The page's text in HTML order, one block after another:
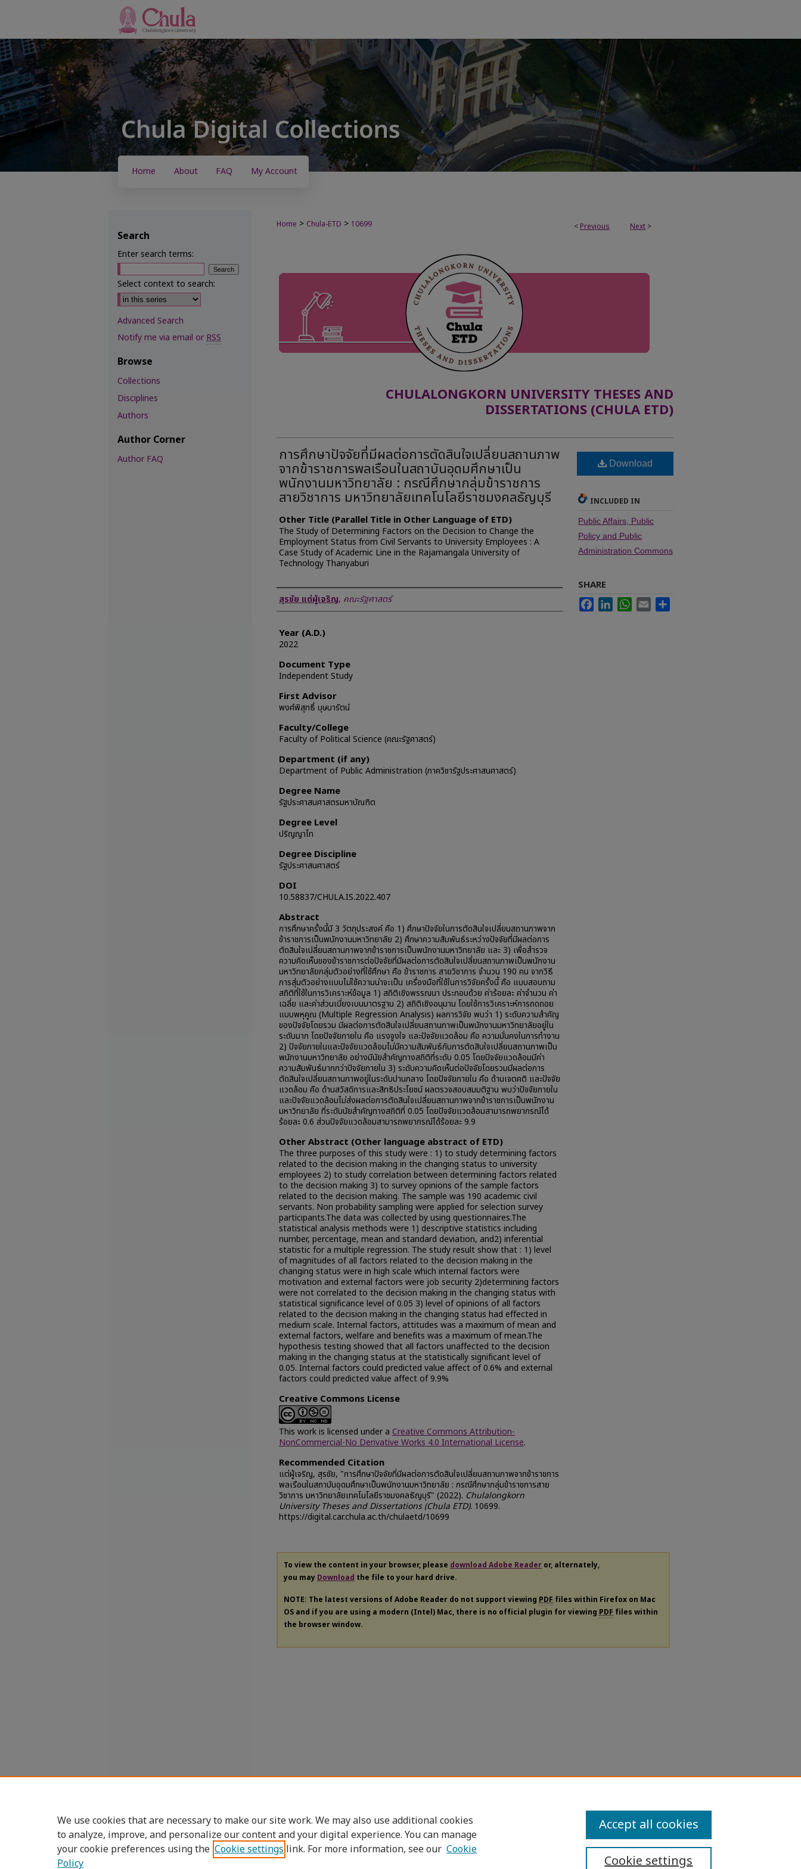
Home About FAQ My Account
< Previous Next >
Home > Chula-ETD > 10699
CHULALONGKORN UNIVERSITY THESES AND
DISSERTATIONS (CHULA ETD)
การศึกษาปัจจัยที่มีผลต่อการตัดสินใจเปลี่ยนสถานภาพ
จากข้าราชการพลเรือนในสถาบันอุดมศึกษาเป็น
พนักงานมหาวิทยาลัย : กรณีศึกษากลุ่มข้าราชการ
สายวิชาการ มหาวิทยาลัยเทคโนโลยีราชมงคลธัญบุรี
Other Title (Parallel Title in Other Language of ETD)
The Study of Determining Factors on the Decision to Change the
Employment Status from Civil Servants to University Employees : A
Case Study of Academic Line in the Rajamangala University of
Technology Thanyaburi
Author
สุรชัย แต่ผู้เจริญ, คณะรัฐศาสตร์
Year (A.D.)
2022
Document Type
Independent Study
First Advisor
พงศ์พิสุทธิ์ บุษบารัตน์
Faculty/College
Faculty of Political Science (คณะรัฐศาสตร์)
Department (if any)
Department of Public Administration (ภาควิชารัฐประศาสนศาสตร์)
Degree Name
รัฐประศาสนศาสตรมหาบัณฑิต
Degree Level
ปริญญาโท
Degree Discipline
รัฐประศาสนศาสตร์
DOI
10.58837/CHULA.IS.2022.407
Abstract
การศึกษาครั้งนี้มี 3 วัตถุประสงค์ คือ 1) ศึกษาปัจจัยในการตัดสินใจเปลี่ยนสถานภาพจาก
ข้าราชการเป็นพนักงานมหาวิทยาลัย 2) ศึกษาความสัมพันธ์ระหว่างปัจจัยที่มีผลต่อการ
ตัดสินใจเปลี่ยนสถานภาพจากข้าราชการเป็นพนักงานมหาวิทยาลัย และ 3) เพื่อสำรวจ
ความคิดเห็นของข้าราชการต่อปัจจัยที่มีผลต่อการตัดสินใจเปลี่ยนสถานภาพเป็นพนักงาน
มหาวิทยาลัยกลุ่มตัวอย่างที่ใช้ศึกษา คือ ข้าราชการ สายวิชาการ จำนวน 190 คน จากวิธี
การสุ่มตัวอย่างแบบไม่ใช้ความน่าจะเป็น เครื่องมือที่ใช้ในการวิจัยครั้งนี้ คือ แบบสอบถาม
สถิติที่ใช้ในการวิเคราะห์ข้อมูล 1) สถิติเชิงพรรณนา ประกอบด้วย ค่าร้อยละ ค่าจำนวน ค่า
เฉลี่ย และค่าส่วนเบี่ยงเบนมาตรฐาน 2) สถิติเชิงอนุมาน โดยใช้การวิเคราะห์การถดถอย
แบบพหุคูณ (Multiple Regression Analysis) ผลการวิจัย พบว่า 1) ระดับความสำคัญ
ของปัจจัยโดยรวม มีผลต่อการตัดสินใจเปลี่ยนสถานภาพเป็นพนักงานมหาวิทยาลัยอยู่ใน
ระดับมาก โดยปัจจัยภายใน คือ แรงจูงใจ และปัจจัยแวดล้อม คือ ความมั่นคงในการทำงาน
2) ปัจจัยภายในและปัจจัยแวดล้อมไม่มีความสัมพันธ์กับการตัดสินใจเปลี่ยนสถานภาพเป็น
พนักงานมหาวิทยาลัย อย่างมีนัยสำคัญทางสถิติที่ระดับ 0.05 โดยปัจจัยแวดล้อมมีค่า
ความสัมพันธ์มากกว่าปัจจัยภายใน 3) ระดับความคิดเห็นต่อปัจจัยโดยรวมมีผลต่อการ
ตัดสินใจเปลี่ยนสถานภาพอยู่ในระดับปานกลาง โดยปัจจัยภายใน คือ ด้านเจตคติ และปัจจัย
แวดล้อม คือ ด้านสวัสดิการและสิทธิประโยชน์ ผลตรวจสอบสมมติฐาน พบว่าปัจจัยภายใน
และปัจจัยแวดล้อมไม่ส่งผลต่อการตัดสินใจเปลี่ยนสถานภาพจากข้าราชการเป็นพนักงาน
มหาวิทยาลัย ที่ระดับนัยสำคัญทางสถิติที่ 0.05 โดยปัจจัยแวดล้อมสามารถพยากรณ์ได้
ร้อยละ 0.6 ส่วนปัจจัยแวดล้อมสามารถพยากรณ์ได้ร้อยละ 9.9
Other Abstract (Other language abstract of ETD)
The three purposes of this study were : 1) to study determining factors
related to the decision making in the changing status to university
employees 2) to study correlation between determining factors related
to the decision making 3) to survey opinions of the sample factors
related to the decision making. The sample was 190 academic civil
servants. Non probability sampling were applied for selection survey
participants.The data was collected by using questionnaires.The
statistical analysis methods were 1) descriptive statistics including
number, percentage, mean and standard deviation, and2) inferential
statistic for a multiple regression. The study result show that : 1) level
of magnitudes of all factors related to the decision making in the
changing status were in high scale which internal factors were
motivation and external factors were job security 2)determining factors
were not correlated to the decision making in the changing status with
statistical significance level of 0.05 3) level of opinions of all factors
related to the decision making in the changing status had effected in
medium scale. Internal factors, attitudes was a maximum of mean and
external factors, welfare and benefits was a maximum of mean.The
hypothesis testing showed that all factors unaffected to the decision
making in the changing status at the statistically significant level of
0.05. Internal factors could predicted value affect of 0.6% and external
factors could predicted value affect of 9.9%
Creative Commons License
This work is licensed under a Creative Commons Attribution-
NonCommercial-No Derivative Works 4.0 International License.
Recommended Citation
แต่ผู้เจริญ, สุรชัย, "การศึกษาปัจจัยที่มีผลต่อการตัดสินใจเปลี่ยนสถานภาพจากข้าราชการ
พลเรือนในสถาบันอุดมศึกษาเป็นพนักงานมหาวิทยาลัย : กรณีศึกษากลุ่มข้าราชการสาย
วิชาการ มหาวิทยาลัยเทคโนโลยีราชมงคลธัญบุรี" (2022). Chulalongkorn
University Theses and Dissertations (Chula ETD). 10699.
https://digital.car.chula.ac.th/chulaetd/10699
Download
INCLUDED IN
Public Affairs, Public
Policy and Public
Administration Commons
SHARE
FacebookLinkedInWhatsApp
Email
To view the content in your browser, please download Adobe Reader or, alternately,
you may Download the file to your hard drive.
NOTE: The latest versions of Adobe Reader do not support viewing PDF files within Firefox on Mac
OS and if you are using a modern (Intel) Mac, there is no official plugin for viewing PDF files within
the browser window.
Search
Enter search terms:
Select context to search:
Advanced Search
Notify me via email orRSS
Browse
Collections
Disciplines
Authors
Author Corner
Author FAQ
We use cookies that are necessary to make our site work. We may also use additional cookies
to analyze, improve, and personalize our content and your digital experience. You can manage
your cookie preferences using the Cookie settings link. For more information, see our Cookie
Policy
Cookie settings
Accept all cookies